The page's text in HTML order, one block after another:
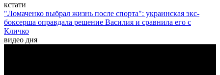
кстати
"Ломаченко выбрал жизнь после спорта": украинская экс-
боксерша оправдала решение Василия и сравнила его с
Кличко
видео дня